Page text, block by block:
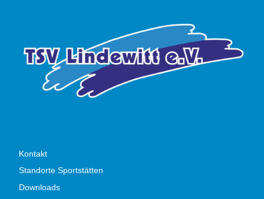
Kontakt
Standorte Sportstätten
Downloads